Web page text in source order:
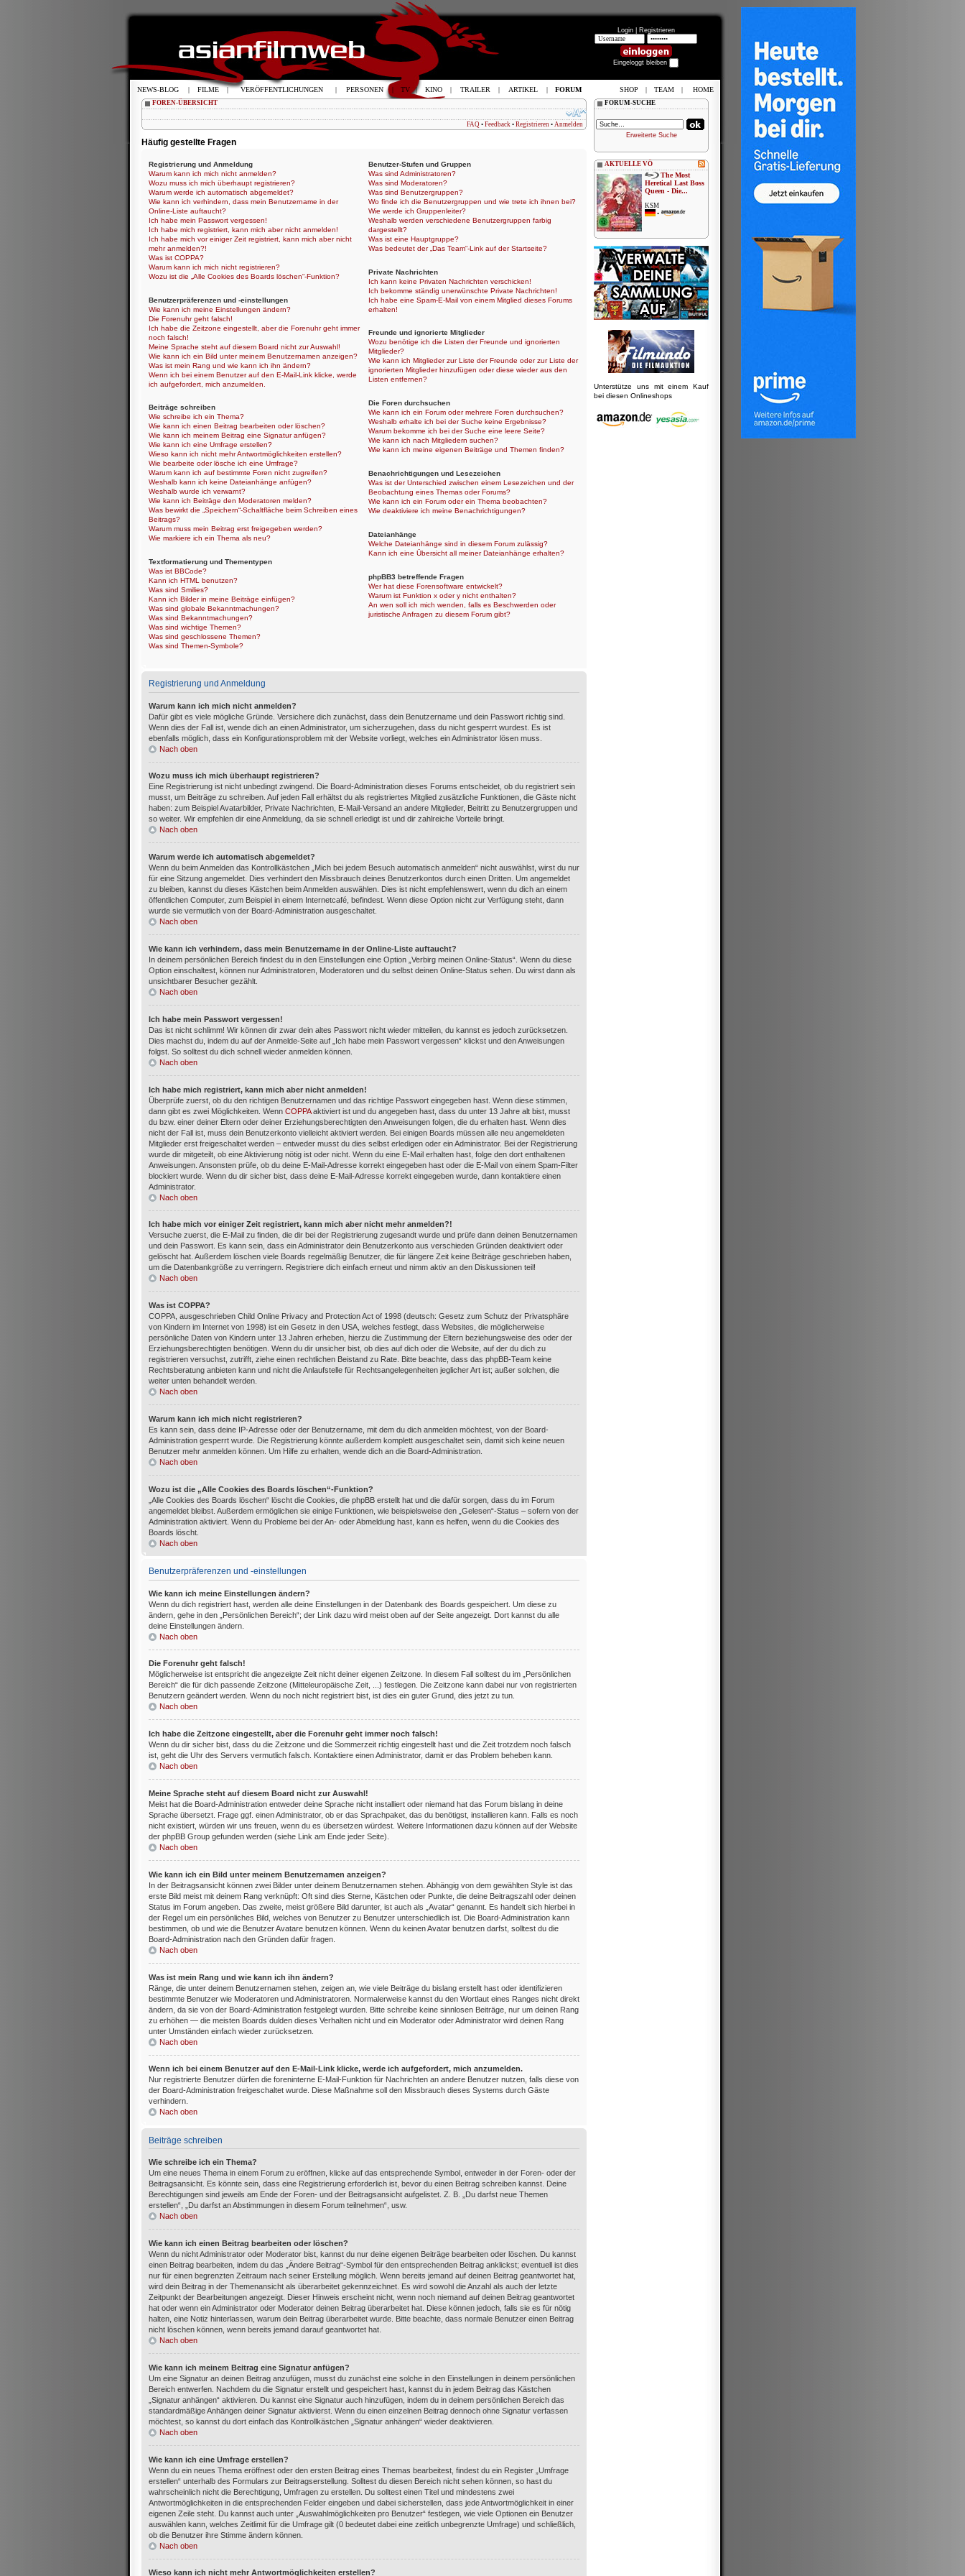
Login | Registrieren
Eingeloggt bleiben
FOREN-ÜBERSICHT
FAQ • Feedback • Registrieren • Anmelden
Häufig gestellte Fragen
Registrierung und Anmeldung
Warum kann ich mich nicht anmelden?
Wozu muss ich mich überhaupt registrieren?
Warum werde ich automatisch abgemeldet?
Wie kann ich verhindern, dass mein Benutzername in der
Online-Liste auftaucht?
Ich habe mein Passwort vergessen!
Ich habe mich registriert, kann mich aber nicht anmelden!
Ich habe mich vor einiger Zeit registriert, kann mich aber nicht
mehr anmelden?!
Was ist COPPA?
Warum kann ich mich nicht registrieren?
Wozu ist die „Alle Cookies des Boards löschen“-Funktion?
Benutzerpräferenzen und -einstellungen
Wie kann ich meine Einstellungen ändern?
Die Forenuhr geht falsch!
Ich habe die Zeitzone eingestellt, aber die Forenuhr geht immer
noch falsch!
Meine Sprache steht auf diesem Board nicht zur Auswahl!
Wie kann ich ein Bild unter meinem Benutzernamen anzeigen?
Was ist mein Rang und wie kann ich ihn ändern?
Wenn ich bei einem Benutzer auf den E-Mail-Link klicke, werde
ich aufgefordert, mich anzumelden.
Beiträge schreiben
Wie schreibe ich ein Thema?
Wie kann ich einen Beitrag bearbeiten oder löschen?
Wie kann ich meinem Beitrag eine Signatur anfügen?
Wie kann ich eine Umfrage erstellen?
Wieso kann ich nicht mehr Antwortmöglichkeiten erstellen?
Wie bearbeite oder lösche ich eine Umfrage?
Warum kann ich auf bestimmte Foren nicht zugreifen?
Weshalb kann ich keine Dateianhänge anfügen?
Weshalb wurde ich verwarnt?
Wie kann ich Beiträge den Moderatoren melden?
Was bewirkt die „Speichern“-Schaltfläche beim Schreiben eines
Beitrags?
Warum muss mein Beitrag erst freigegeben werden?
Wie markiere ich ein Thema als neu?
Textformatierung und Thementypen
Was ist BBCode?
Kann ich HTML benutzen?
Was sind Smilies?
Kann ich Bilder in meine Beiträge einfügen?
Was sind globale Bekanntmachungen?
Was sind Bekanntmachungen?
Was sind wichtige Themen?
Was sind geschlossene Themen?
Was sind Themen-Symbole?
Benutzer-Stufen und Gruppen
Was sind Administratoren?
Was sind Moderatoren?
Was sind Benutzergruppen?
Wo finde ich die Benutzergruppen und wie trete ich ihnen bei?
Wie werde ich Gruppenleiter?
Weshalb werden verschiedene Benutzergruppen farbig
dargestellt?
Was ist eine Hauptgruppe?
Was bedeutet der „Das Team“-Link auf der Startseite?
Private Nachrichten
Ich kann keine Privaten Nachrichten verschicken!
Ich bekomme ständig unerwünschte Private Nachrichten!
Ich habe eine Spam-E-Mail von einem Mitglied dieses Forums
erhalten!
Freunde und ignorierte Mitglieder
Wozu benötige ich die Listen der Freunde und ignorierten
Mitglieder?
Wie kann ich Mitglieder zur Liste der Freunde oder zur Liste der
ignorierten Mitglieder hinzufügen oder diese wieder aus den
Listen entfernen?
Die Foren durchsuchen
Wie kann ich ein Forum oder mehrere Foren durchsuchen?
Weshalb erhalte ich bei der Suche keine Ergebnisse?
Warum bekomme ich bei der Suche eine leere Seite?
Wie kann ich nach Mitgliedern suchen?
Wie kann ich meine eigenen Beiträge und Themen finden?
Benachrichtigungen und Lesezeichen
Was ist der Unterschied zwischen einem Lesezeichen und der
Beobachtung eines Themas oder Forums?
Wie kann ich ein Forum oder ein Thema beobachten?
Wie deaktiviere ich meine Benachrichtigungen?
Dateianhänge
Welche Dateianhänge sind in diesem Forum zulässig?
Kann ich eine Übersicht all meiner Dateianhänge erhalten?
phpBB3 betreffende Fragen
Wer hat diese Forensoftware entwickelt?
Warum ist Funktion x oder y nicht enthalten?
An wen soll ich mich wenden, falls es Beschwerden oder
juristische Anfragen zu diesem Forum gibt?
Registrierung und Anmeldung
Warum kann ich mich nicht anmelden?
Dafür gibt es viele mögliche Gründe. Versichere dich zunächst, dass dein Benutzername und dein Passwort richtig sind.
Wenn dies der Fall ist, wende dich an einen Administrator, um sicherzugehen, dass du nicht gesperrt wurdest. Es ist
ebenfalls möglich, dass ein Konfigurationsproblem mit der Website vorliegt, welches ein Administrator lösen muss.
Nach oben
Wozu muss ich mich überhaupt registrieren?
Eine Registrierung ist nicht unbedingt zwingend. Die Board-Administration dieses Forums entscheidet, ob du registriert sein
musst, um Beiträge zu schreiben. Auf jeden Fall erhältst du als registriertes Mitglied zusätzliche Funktionen, die Gäste nicht
haben: zum Beispiel Avatarbilder, Private Nachrichten, E-Mail-Versand an andere Mitglieder, Beitritt zu Benutzergruppen und
so weiter. Wir empfehlen dir eine Anmeldung, da sie schnell erledigt ist und dir zahlreiche Vorteile bringt.
Nach oben
Warum werde ich automatisch abgemeldet?
Wenn du beim Anmelden das Kontrollkästchen „Mich bei jedem Besuch automatisch anmelden“ nicht auswählst, wirst du nur
für eine Sitzung angemeldet. Dies verhindert den Missbrauch deines Benutzerkontos durch einen Dritten. Um angemeldet
zu bleiben, kannst du dieses Kästchen beim Anmelden auswählen. Dies ist nicht empfehlenswert, wenn du dich an einem
öffentlichen Computer, zum Beispiel in einem Internetcafé, befindest. Wenn diese Option nicht zur Verfügung steht, dann
wurde sie vermutlich von der Board-Administration ausgeschaltet.
Nach oben
Wie kann ich verhindern, dass mein Benutzername in der Online-Liste auftaucht?
In deinem persönlichen Bereich findest du in den Einstellungen eine Option „Verbirg meinen Online-Status“. Wenn du diese
Option einschaltest, können nur Administratoren, Moderatoren und du selbst deinen Online-Status sehen. Du wirst dann als
unsichtbarer Besucher gezählt.
Nach oben
Ich habe mein Passwort vergessen!
Das ist nicht schlimm! Wir können dir zwar dein altes Passwort nicht wieder mitteilen, du kannst es jedoch zurücksetzen.
Dies machst du, indem du auf der Anmelde-Seite auf „Ich habe mein Passwort vergessen“ klickst und den Anweisungen
folgst. So solltest du dich schnell wieder anmelden können.
Nach oben
Ich habe mich registriert, kann mich aber nicht anmelden!
Überprüfe zuerst, ob du den richtigen Benutzernamen und das richtige Passwort eingegeben hast. Wenn diese stimmen,
dann gibt es zwei Möglichkeiten. Wenn COPPAaktiviert ist und du angegeben hast, dass du unter 13 Jahre alt bist, musst
du bzw. einer deiner Eltern oder deiner Erziehungsberechtigten den Anweisungen folgen, die du erhalten hast. Wenn dies
nicht der Fall ist, muss dein Benutzerkonto vielleicht aktiviert werden. Bei einigen Boards müssen alle neu angemeldeten
Mitglieder erst freigeschaltet werden – entweder musst du dies selbst erledigen oder ein Administrator. Bei der Registrierung
wurde dir mitgeteilt, ob eine Aktivierung nötig ist oder nicht. Wenn du eine E-Mail erhalten hast, folge den dort enthaltenen
Anweisungen. Ansonsten prüfe, ob du deine E-Mail-Adresse korrekt eingegeben hast oder die E-Mail von einem Spam-Filter
blockiert wurde. Wenn du dir sicher bist, dass deine E-Mail-Adresse korrekt eingegeben wurde, dann kontaktiere einen
Administrator.
Nach oben
Ich habe mich vor einiger Zeit registriert, kann mich aber nicht mehr anmelden?!
Versuche zuerst, die E-Mail zu finden, die dir bei der Registrierung zugesandt wurde und prüfe dann deinen Benutzernamen
und dein Passwort. Es kann sein, dass ein Administrator dein Benutzerkonto aus verschieden Gründen deaktiviert oder
gelöscht hat. Außerdem löschen viele Boards regelmäßig Benutzer, die für längere Zeit keine Beiträge geschrieben haben,
um die Datenbankgröße zu verringern. Registriere dich einfach erneut und nimm aktiv an den Diskussionen teil!
Nach oben
Was ist COPPA?
COPPA, ausgeschrieben Child Online Privacy and Protection Act of 1998 (deutsch: Gesetz zum Schutz der Privatsphäre
von Kindern im Internet von 1998) ist ein Gesetz in den USA, welches festlegt, dass Websites, die möglicherweise
persönliche Daten von Kindern unter 13 Jahren erheben, hierzu die Zustimmung der Eltern beziehungsweise des oder der
Erziehungsberechtigten benötigen. Wenn du dir unsicher bist, ob dies auf dich oder die Website, auf der du dich zu
registrieren versuchst, zutrifft, ziehe einen rechtlichen Beistand zu Rate. Bitte beachte, dass das phpBB-Team keine
Rechtsberatung anbieten kann und nicht die Anlaufstelle für Rechtsangelegenheiten jeglicher Art ist; außer solchen, die
weiter unten behandelt werden.
Nach oben
Warum kann ich mich nicht registrieren?
Es kann sein, dass deine IP-Adresse oder der Benutzername, mit dem du dich anmelden möchtest, von der Board-
Administration gesperrt wurde. Die Registrierung könnte außerdem komplett ausgeschaltet sein, damit sich keine neuen
Benutzer mehr anmelden können. Um Hilfe zu erhalten, wende dich an die Board-Administration.
Nach oben
Wozu ist die „Alle Cookies des Boards löschen“-Funktion?
„Alle Cookies des Boards löschen“ löscht die Cookies, die phpBB erstellt hat und die dafür sorgen, dass du im Forum
angemeldet bleibst. Außerdem ermöglichen sie einige Funktionen, wie beispielsweise den „Gelesen“-Status – sofern von der
Administration aktiviert. Wenn du Probleme bei der An- oder Abmeldung hast, kann es helfen, wenn du die Cookies des
Boards löscht.
Nach oben
Benutzerpräferenzen und -einstellungen
Wie kann ich meine Einstellungen ändern?
Wenn du dich registriert hast, werden alle deine Einstellungen in der Datenbank des Boards gespeichert. Um diese zu
ändern, gehe in den „Persönlichen Bereich“; der Link dazu wird meist oben auf der Seite angezeigt. Dort kannst du alle
deine Einstellungen ändern.
Nach oben
Die Forenuhr geht falsch!
Möglicherweise ist entspricht die angezeigte Zeit nicht deiner eigenen Zeitzone. In diesem Fall solltest du im „Persönlichen
Bereich“ die für dich passende Zeitzone (Mitteleuropäische Zeit, ...) festlegen. Die Zeitzone kann dabei nur von registrierten
Benutzern geändert werden. Wenn du noch nicht registriert bist, ist dies ein guter Grund, dies jetzt zu tun.
Nach oben
Ich habe die Zeitzone eingestellt, aber die Forenuhr geht immer noch falsch!
Wenn du dir sicher bist, dass du die Zeitzone und die Sommerzeit richtig eingestellt hast und die Zeit trotzdem noch falsch
ist, geht die Uhr des Servers vermutlich falsch. Kontaktiere einen Administrator, damit er das Problem beheben kann.
Nach oben
Meine Sprache steht auf diesem Board nicht zur Auswahl!
Meist hat die Board-Administration entweder deine Sprache nicht installiert oder niemand hat das Forum bislang in deine
Sprache übersetzt. Frage ggf. einen Administrator, ob er das Sprachpaket, das du benötigst, installieren kann. Falls es noch
nicht existiert, würden wir uns freuen, wenn du es übersetzen würdest. Weitere Informationen dazu können auf der Website
der phpBB Group gefunden werden (siehe Link am Ende jeder Seite).
Nach oben
Wie kann ich ein Bild unter meinem Benutzernamen anzeigen?
In der Beitragsansicht können zwei Bilder unter deinem Benutzernamen stehen. Abhängig von dem gewählten Style ist das
erste Bild meist mit deinem Rang verknüpft: Oft sind dies Sterne, Kästchen oder Punkte, die deine Beitragszahl oder deinen
Status im Forum angeben. Das zweite, meist größere Bild darunter, ist auch als „Avatar“ genannt. Es handelt sich hierbei in
der Regel um ein persönliches Bild, welches von Benutzer zu Benutzer unterschiedlich ist. Die Board-Administration kann
bestimmen, ob und wie die Benutzer Avatare benutzen können. Wenn du keinen Avatar benutzen darfst, solltest du die
Board-Administration nach den Gründen dafür fragen.
Nach oben
Was ist mein Rang und wie kann ich ihn ändern?
Ränge, die unter deinem Benutzernamen stehen, zeigen an, wie viele Beiträge du bislang erstellt hast oder identifizieren
bestimmte Benutzer wie Moderatoren und Administratoren. Normalerweise kannst du den Wortlaut eines Ranges nicht direkt
ändern, da sie von der Board-Administration festgelegt wurden. Bitte schreibe keine sinnlosen Beiträge, nur um deinen Rang
zu erhöhen — die meisten Boards dulden dieses Verhalten nicht und ein Moderator oder Administrator wird deinen Rang
unter Umständen einfach wieder zurücksetzen.
Nach oben
Wenn ich bei einem Benutzer auf den E-Mail-Link klicke, werde ich aufgefordert, mich anzumelden.
Nur registrierte Benutzer dürfen die foreninterne E-Mail-Funktion für Nachrichten an andere Benutzer nutzen, falls diese von
der Board-Administration freigeschaltet wurde. Diese Maßnahme soll den Missbrauch dieses Systems durch Gäste
verhindern.
Nach oben
Beiträge schreiben
Wie schreibe ich ein Thema?
Um eine neues Thema in einem Forum zu eröffnen, klicke auf das entsprechende Symbol, entweder in der Foren- oder der
Beitragsansicht. Es könnte sein, dass eine Registrierung erforderlich ist, bevor du einen Beitrag schreiben kannst. Deine
Berechtigungen sind jeweils am Ende der Foren- und der Beitragsansicht aufgelistet. Z. B. „Du darfst neue Themen
erstellen“, „Du darfst an Abstimmungen in diesem Forum teilnehmen“, usw.
Nach oben
Wie kann ich einen Beitrag bearbeiten oder löschen?
Wenn du nicht Administrator oder Moderator bist, kannst du nur deine eigenen Beiträge bearbeiten oder löschen. Du kannst
einen Beitrag bearbeiten, indem du das „Ändere Beitrag“-Symbol für den entsprechenden Beitrag anklickst; eventuell ist dies
nur für einen begrenzten Zeitraum nach seiner Erstellung möglich. Wenn bereits jemand auf deinen Beitrag geantwortet hat,
wird dein Beitrag in der Themenansicht als überarbeitet gekennzeichnet. Es wird sowohl die Anzahl als auch der letzte
Zeitpunkt der Bearbeitungen angezeigt. Dieser Hinweis erscheint nicht, wenn noch niemand auf deinen Beitrag geantwortet
hat oder wenn ein Administrator oder Moderator deinen Beitrag überarbeitet hat. Diese können jedoch, falls sie es für nötig
halten, eine Notiz hinterlassen, warum dein Beitrag überarbeitet wurde. Bitte beachte, dass normale Benutzer einen Beitrag
nicht löschen können, wenn bereits jemand darauf geantwortet hat.
Nach oben
Wie kann ich meinem Beitrag eine Signatur anfügen?
Um eine Signatur an deinen Beitrag anzufügen, musst du zunächst eine solche in den Einstellungen in deinem persönlichen
Bereich entwerfen. Nachdem du die Signatur erstellt und gespeichert hast, kannst du in jedem Beitrag das Kästchen
„Signatur anhängen“ aktivieren. Du kannst eine Signatur auch hinzufügen, indem du in deinem persönlichen Bereich das
standardmäßige Anhängen deiner Signatur aktivierst. Wenn du einen einzelnen Beitrag dennoch ohne Signatur verfassen
möchtest, so kannst du dort einfach das Kontrollkästchen „Signatur anhängen“ wieder deaktivieren.
Nach oben
Wie kann ich eine Umfrage erstellen?
Wenn du ein neues Thema eröffnest oder den ersten Beitrag eines Themas bearbeitest, findest du ein Register „Umfrage
erstellen“ unterhalb des Formulars zur Beitragserstellung. Solltest du diesen Bereich nicht sehen können, so hast du
wahrscheinlich nicht die Berechtigung, Umfragen zu erstellen. Du solltest einen Titel und mindestens zwei
Antwortmöglichkeiten in die entsprechenden Felder eingeben und dabei sicherstellen, dass jede Antwortmöglichkeit in einer
eigenen Zeile steht. Du kannst auch unter „Auswahlmöglichkeiten pro Benutzer“ festlegen, wie viele Optionen ein Benutzer
auswählen kann, welches Zeitlimit für die Umfrage gilt (0 bedeutet dabei eine zeitlich unbegrenzte Umfrage) und schließlich,
ob die Benutzer ihre Stimme ändern können.
Nach oben
Wieso kann ich nicht mehr Antwortmöglichkeiten erstellen?
FORUM-SUCHE
Erweiterte Suche
AKTUELLE VÖ
The Most
Heretical Last Boss
Queen - Die...
KSM
•
Unterstütze uns mit einem Kauf
bei diesen Onlineshops
NEWS-BLOG | FILME | VERÖFFENTLICHUNGEN | PERSONEN | TV | KINO | TRAILER | ARTIKEL | FORUM SHOP | TEAM | HOME